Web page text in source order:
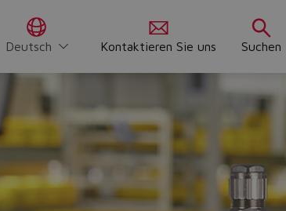
Deutsch Kontaktieren Sie uns Suchen